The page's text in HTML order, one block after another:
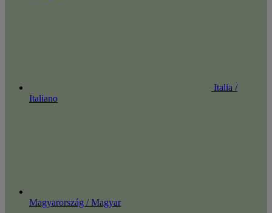
Italia /
Italiano
Magyarország / Magyar